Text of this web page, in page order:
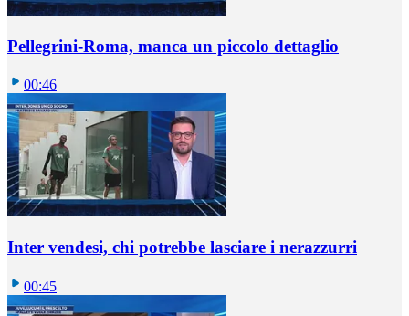
Pellegrini-Roma, manca un piccolo dettaglio
00:46
Inter vendesi, chi potrebbe lasciare i nerazzurri
00:45